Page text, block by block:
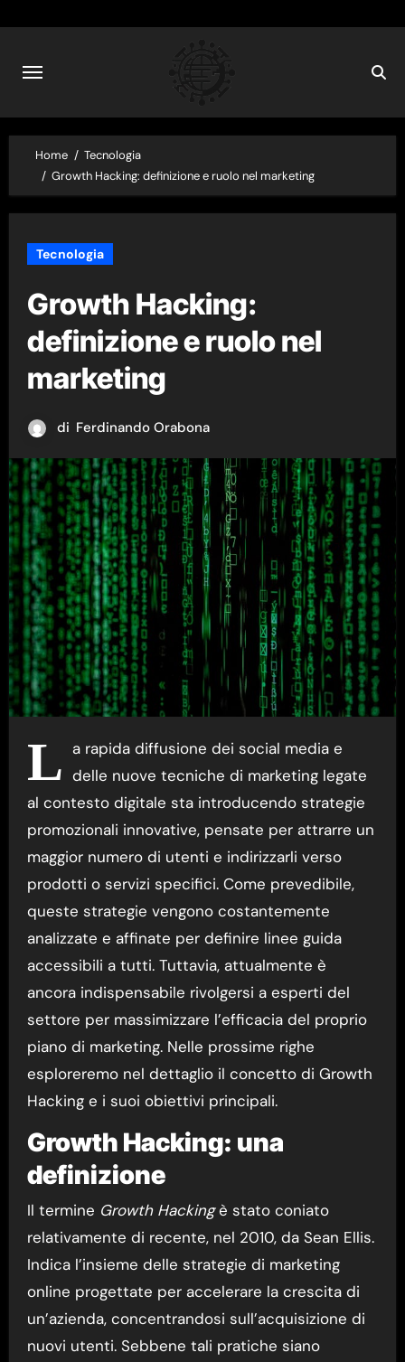
content
Home
Tecnologia
Growth Hacking: definizione e ruolo nel marketing
Tecnologia
Growth Hacking:
definizione e ruolo nel
marketing
di Ferdinando Orabona
L a rapida diffusione dei social media e
delle nuove tecniche di marketing legate
al contesto digitale sta introducendo strategie
promozionali innovative, pensate per attrarre un
maggior numero di utenti e indirizzarli verso
prodotti o servizi specifici. Come prevedibile,
queste strategie vengono costantemente
analizzate e affinate per definire linee guida
accessibili a tutti. Tuttavia, attualmente è
ancora indispensabile rivolgersi a esperti del
settore per massimizzare l’efficacia del proprio
piano di marketing. Nelle prossime righe
esploreremo nel dettaglio il concetto di Growth
Hacking e i suoi obiettivi principali.
Growth Hacking: una
definizione
Il termine Growth Hackingè stato coniato
relativamente di recente, nel 2010, da Sean Ellis.
Indica l’insieme delle strategie di marketing
online progettate per accelerare la crescita di
un’azienda, concentrandosi sull’acquisizione di
nuovi utenti. Sebbene tali pratiche siano